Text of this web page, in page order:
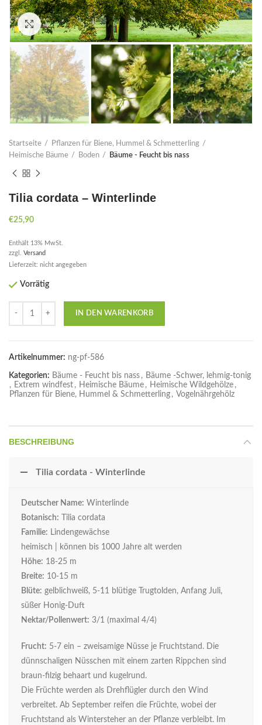
Click to enlarge
Startseite
Pflanzen für Biene, Hummel & Schmetterling
Heimische Bäume
Boden Bäume - Feucht bis nass
Tilia cordata – Winterlinde
€25,90
Enthält 13% MwSt.
zzgl. Versand
Lieferzeit: nicht angegeben
Vorrätig
IN DEN WARENKORB
Artikelnummer: ng-pf-586
Kategorien: Bäume - Feucht bis nass , Bäume -Schwer, lehmig-tonig
, Extrem windfest , Heimische Bäume , Heimische Wildgehölze ,
Pflanzen für Biene, Hummel & Schmetterling , Vogelnährgehölz
BESCHREIBUNG
Tilia cordata - Winterlinde
Deutscher Name: Winterlinde
Botanisch: Tilia cordata
Familie: Lindengewächse
heimisch | können bis 1000 Jahre alt werden
Höhe: 18-25 m
Breite: 10-15 m
Blüte: gelblichweiß, 5-11 blütige Trugtolden, Anfang Juli,
süßer Honig-Duft
Nektar/Pollenwert: 3/1 (maximal 4/4)
Frucht: 5-7 ein – zweisamige Nüsse je Fruchtstand. Die
dünnschaligen Nüsschen mit einem zarten Rippchen sind
braun-filzig behaart und kugelrund.
Die Früchte werden als Drehflügler durch den Wind
verbreitet. Ab September reifen die Früchte, wobei der
Fruchtstand als Wintersteher an der Pflanze verbleibt. Im